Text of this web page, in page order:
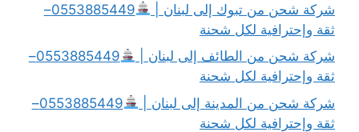
شركة شحن من تبوك إلى لبنان |
0553885449–
ثقة وإحترافية لكل شحنة
شركة شحن من الطائف إلى لبنان |
0553885449–
ثقة وإحترافية لكل شحنة
شركة شحن من المدينة إلى لبنان |
0553885449–
ثقة وإحترافية لكل شحنة